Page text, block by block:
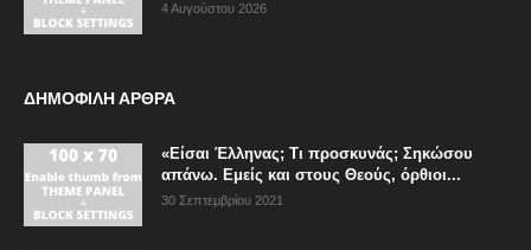
4 Αυγούστου 2026
ΔΗΜΟΦΙΛΗ ΑΡΘΡΑ
«Είσαι Έλληνας; Τι προσκυνάς; Σηκώσου
απάνω. Εμείς και στους Θεούς, όρθιοι...
30 Σεπτεμβρίου 2021